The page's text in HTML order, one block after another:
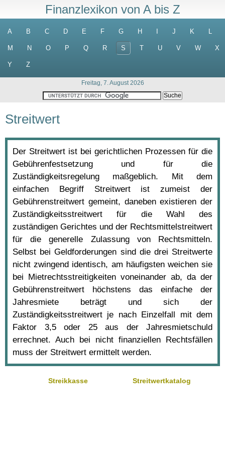
Finanzlexikon von A bis Z
A B C D E F G H J K L
M N O P Q R S T U V W X
Y Z
Freitag, 7. August 2026
Streitwert
Der Streitwert ist bei gerichtlichen Prozessen für die
Gebührenfestsetzung und für die
Zuständigkeitsregelung maßgeblich. Mit dem
einfachen Begriff Streitwert ist zumeist der
Gebührenstreitwert gemeint, daneben existieren der
Zuständigkeitsstreitwert für die Wahl des
zuständigen Gerichtes und der Rechtsmittelstreitwert
für die generelle Zulassung von Rechtsmitteln.
Selbst bei Geldforderungen sind die drei Streitwerte
nicht zwingend identisch, am häufigsten weichen sie
bei Mietrechtsstreitigkeiten voneinander ab, da der
Gebührenstreitwert höchstens das einfache der
Jahresmiete beträgt und sich der
Zuständigkeitsstreitwert je nach Einzelfall mit dem
Faktor 3,5 oder 25 aus der Jahresmietschuld
errechnet. Auch bei nicht finanziellen Rechtsfällen
muss der Streitwert ermittelt werden.
Streikkasse Streitwertkatalog